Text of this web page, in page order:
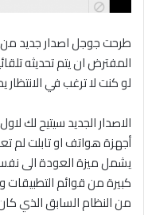
طرحت جوجل اصدار جديد
المفترض ان يتم تحديثه
لو كنت لا ترغب في
الاصدار الجديد سيتيح لك
أجهزة هواتف او تابلت لم
يشمل ميزة العودة الى
كبيرة من قوائم
من النظام السابق الذي